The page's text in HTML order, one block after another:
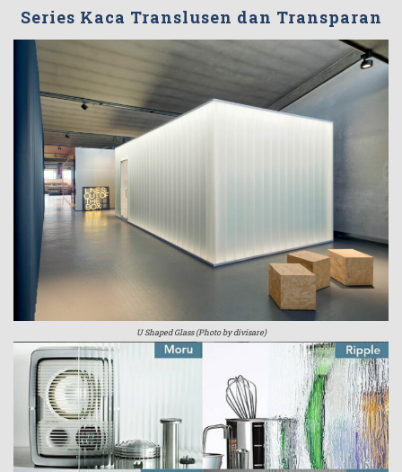
Series Kaca Translusen dan Transparan
U Shaped Glass (Photo by divisare)